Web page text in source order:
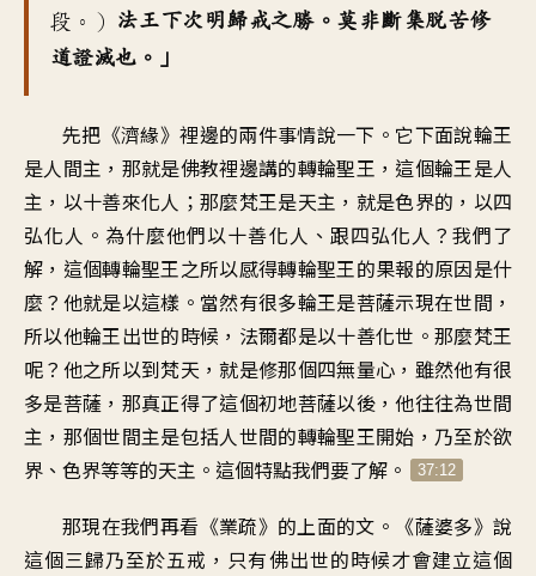
段。）
法王下次明歸戒之勝。莫非斷集脫苦修
道證滅也。」
先把《濟緣》裡邊的兩件事情說一下。它下面說輪王
是人間主，那就是佛教裡邊講的轉輪聖王，這個輪王是人
主，以十善來化人；那麼梵王是天主，就是色界的，以四
弘化人。為什麼他們以十善化人、跟四弘化人？我們了
解，這個轉輪聖王之所以感得轉輪聖王的果報的原因是什
麼？他就是以這樣。當然有很多輪王是菩薩示現在世間，
所以他輪王出世的時候，法爾都是以十善化世。那麼梵王
呢？他之所以到梵天，就是修那個四無量心，雖然他有很
多是菩薩，那真正得了這個初地菩薩以後，他往往為世間
主，那個世間主是包括人世間的轉輪聖王開始，乃至於欲
界、色界等等的天主。這個特點我們要了解。
37:12
那現在我們再看《業疏》的上面的文。《薩婆多》說
這個三歸乃至於五戒，只有佛出世的時候才會建立這個